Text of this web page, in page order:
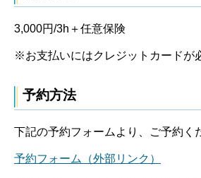
3,000円/3h＋任意保険
※お支払いにはクレジットカードが
予約方法
下記の予約フォームより、ご予約く
予約フォーム（外部リンク）